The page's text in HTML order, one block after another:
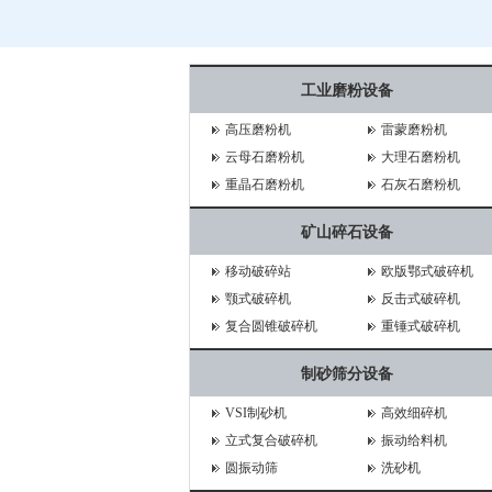
工业磨粉设备
高压磨粉机
雷蒙磨粉机
云母石磨粉机
大理石磨粉机
重晶石磨粉机
石灰石磨粉机
矿山碎石设备
移动破碎站
欧版鄂式破碎机
颚式破碎机
反击式破碎机
复合圆锥破碎机
重锤式破碎机
制砂筛分设备
VSI制砂机
高效细碎机
立式复合破碎机
振动给料机
圆振动筛
洗砂机